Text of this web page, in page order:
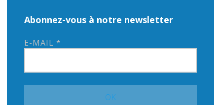
Abonnez-vous à notre newsletter
E-MAIL *